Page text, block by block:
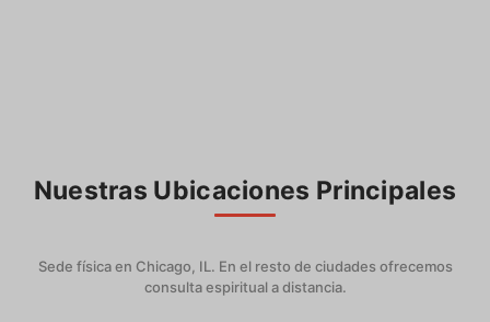
Nuestras Ubicaciones Principales
Sede física en Chicago, IL. En el resto de ciudades ofrecemos
consulta espiritual a distancia.